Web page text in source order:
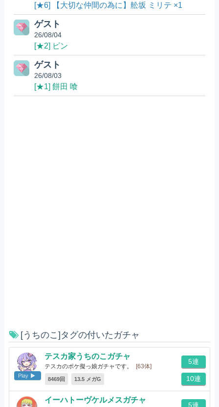
[★6] 【大切な仲間の為に】舩坂 ミリテ ×1
ゲスト
26/08/04
[★2] ピン
ゲスト
26/08/03
[★1] 餅田 喰
[うちのこ]タグの付いたガチャ
Play
テスカ家うちのこガチャ
テスカのポケ擬っ娘ガチャです。 [63体]
8469回 13.5 メガG
5連
10連
イーハトーヴケルメスガチャ
5連